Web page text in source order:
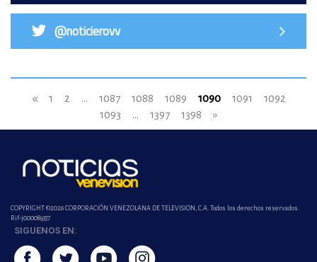
@noticierovv
« 1 2 ... 1087 1088 1089 1090 1091
1092
1093
... 1397 1398 »
COPYRIGHT ©2026 CORPORACIÓN VENEZOLANA DE TELEVISION, C.A. Todos los derechos reservados.
Rif-j000089337
SIGUENOS EN: